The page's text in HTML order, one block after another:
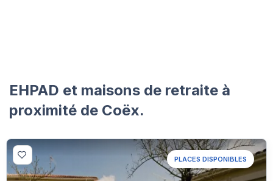
EHPAD et maisons de retraite à
proximité de Coëx.
PLACES DISPONIBLES